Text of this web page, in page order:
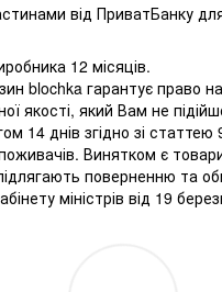
від ПриватБанку
12 місяців.
blochka гарантує право
якості, який Вам не
14 днів згідно зі статтею
Винятком є
поверненню та
міністрів від 19